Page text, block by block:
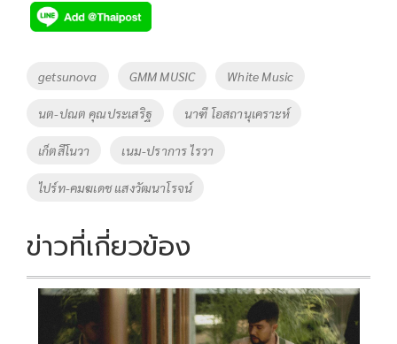
e
b
o
o
k
tt
er
p
y
Li
n
k
Tags
getsunova GMM MUSIC White Music
นต-ปณต คุณประเสริฐ นาฑี โอสถานุเคราะห์
เก็ตสึโนวา เนม-ปราการ ไรวา
ไปร์ท-คมฆเดช แสงวัฒนาโรจน์
ข่าวที่เกี่ยวข้อง